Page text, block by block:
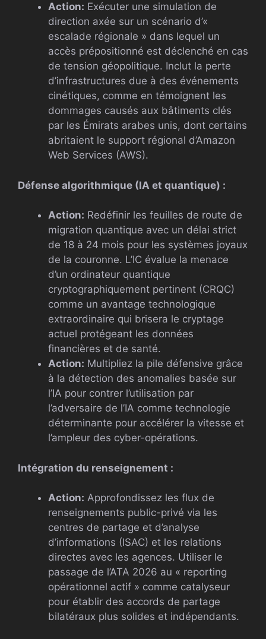
Action: Exécuter une simulation de
direction axée sur un scénario d’«
escalade régionale » dans lequel un
accès prépositionné est déclenché en cas
de tension géopolitique. Inclut la perte
d’infrastructures due à des événements
cinétiques, comme en témoignent les
dommages causés aux bâtiments clés
par les Émirats arabes unis, dont certains
abritaient le support régional d’Amazon
Web Services (AWS).
Défense algorithmique (IA et quantique) :
Action: Redéfinir les feuilles de route de
migration quantique avec un délai strict
de 18 à 24 mois pour les systèmes joyaux
de la couronne. L’IC évalue la menace
d’un ordinateur quantique
cryptographiquement pertinent (CRQC)
comme un avantage technologique
extraordinaire qui brisera le cryptage
actuel protégeant les données
financières et de santé.
Action: Multipliez la pile défensive grâce
à la détection des anomalies basée sur
l’IA pour contrer l’utilisation par
l’adversaire de l’IA comme technologie
déterminante pour accélérer la vitesse et
l’ampleur des cyber-opérations.
Intégration du renseignement :
Action: Approfondissez les flux de
renseignements public-privé via les
centres de partage et d’analyse
d’informations (ISAC) et les relations
directes avec les agences. Utiliser le
passage de l’ATA 2026 au « reporting
opérationnel actif » comme catalyseur
pour établir des accords de partage
bilatéraux plus solides et indépendants.